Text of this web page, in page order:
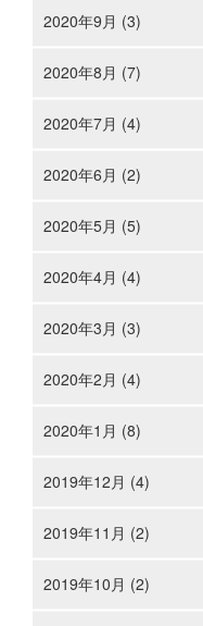
2020年9月 (3)
2020年8月 (7)
2020年7月 (4)
2020年6月 (2)
2020年5月 (5)
2020年4月 (4)
2020年3月 (3)
2020年2月 (4)
2020年1月 (8)
2019年12月 (4)
2019年11月 (2)
2019年10月 (2)